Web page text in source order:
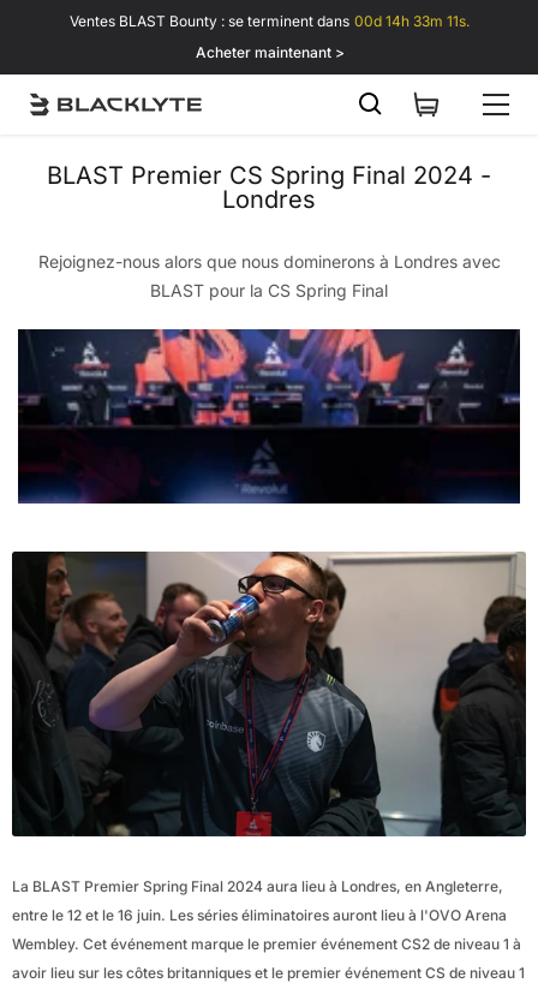
Passer au contenu
Ventes BLAST Bounty : se terminent dans 00d 14h 33m 11s.
Acheter maintenant >
BLAST Premier CS Spring Final 2024 -
Londres
Rejoignez-nous alors que nous dominerons à Londres avec
BLAST pour la CS Spring Final
La BLAST Premier Spring Final 2024 aura lieu à Londres, en Angleterre,
entre le 12 et le 16 juin. Les séries éliminatoires auront lieu à l'OVO Arena
Wembley. Cet événement marque le premier événement CS2 de niveau 1 à
avoir lieu sur les côtes britanniques et le premier événement CS de niveau 1